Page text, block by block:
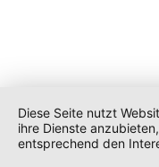
Diese Seite nutzt
ihre Dienste
entsprechend den